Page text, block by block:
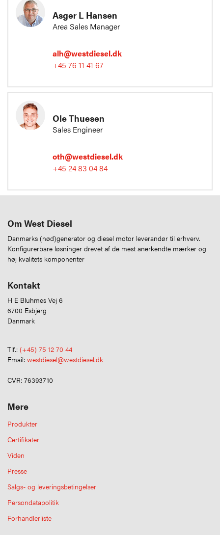
Asger L Hansen
Area Sales Manager
alh@westdiesel.dk
+45 76 11 41 67
Ole Thuesen
Sales Engineer
oth@westdiesel.dk
+45 24 83 04 84
Om West Diesel
Danmarks (nød)generator og diesel motor leverandør til erhverv.
Konfigurerbare løsninger drevet af de mest anerkendte mærker og
høj kvalitets komponenter
Kontakt
H E Bluhmes Vej 6
6700 Esbjerg
Danmark
Tlf.: (+45) 75 12 70 44
Email: westdiesel@westdiesel.dk
CVR: 76393710
Mere
Produkter
Certifikater
Viden
Presse
Salgs- og leveringsbetingelser
Persondatapolitik
Forhandlerliste